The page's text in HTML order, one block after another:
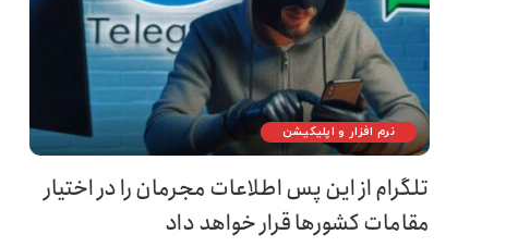
نرم افزار و اپلیکیشن
تلگرام از این پس اطلاعات مجرمان را در اختیار
مقامات کشورها قرار خواهد داد